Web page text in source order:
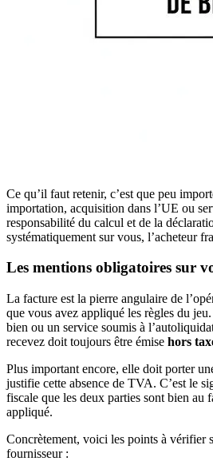
Ce qu’il faut retenir, c’est que peu
importation, acquisition dans l’UE ou
responsabilité du calcul et de la
systématiquement sur vous, l’acheteur
Les mentions obligatoires sur
La facture est la pierre angulaire de
que vous avez appliqué les règles du
bien ou un service soumis à
recevez doit toujours être émise hors
Plus important encore, elle doit porter
justifie cette absence de TVA. C’est le
fiscale que les deux parties sont bien au
appliqué.
Concrètement, voici les points à vérifier
fournisseur :